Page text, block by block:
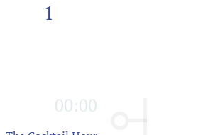
1
00:00